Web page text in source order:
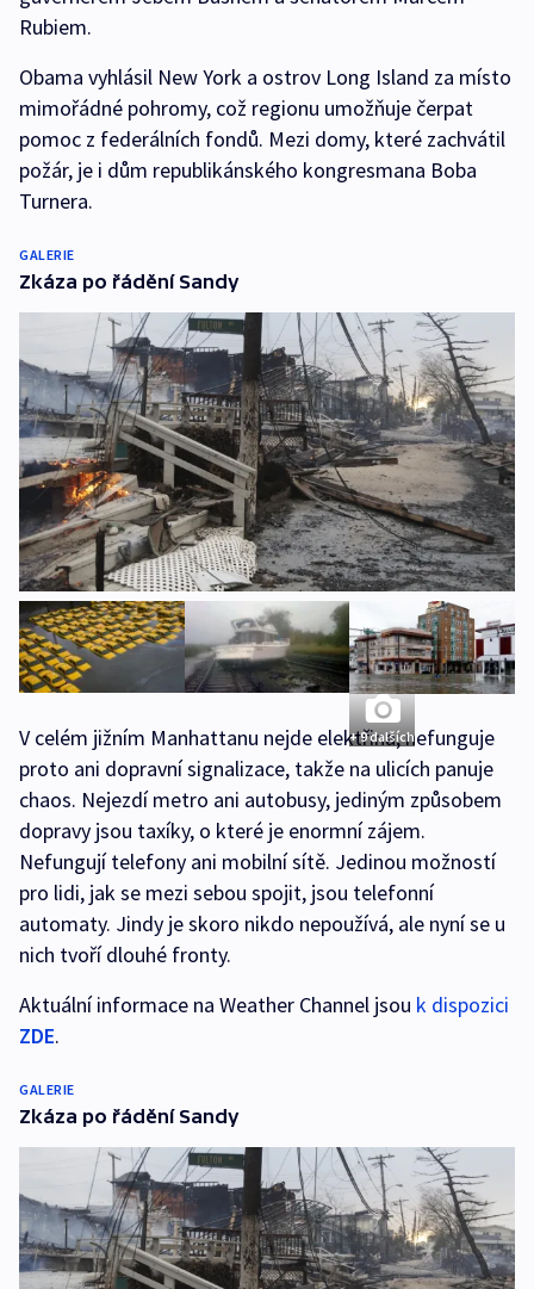
Rubiem.
Obama vyhlásil New York a ostrov Long Island za místo
mimořádné pohromy, což regionu umožňuje čerpat
pomoc z federálních fondů. Mezi domy, které zachvátil
požár, je i dům republikánského kongresmana Boba
Turnera.
GALERIE
Zkáza po řádění Sandy
+ 9 dalších
V celém jižním Manhattanu nejde elektřina; nefunguje
proto ani dopravní signalizace, takže na ulicích panuje
chaos. Nejezdí metro ani autobusy, jediným způsobem
dopravy jsou taxíky, o které je enormní zájem.
Nefungují telefony ani mobilní sítě. Jedinou možností
pro lidi, jak se mezi sebou spojit, jsou telefonní
automaty. Jindy je skoro nikdo nepoužívá, ale nyní se u
nich tvoří dlouhé fronty.
Aktuální informace na Weather Channel jsou k dispozici
ZDE.
GALERIE
Zkáza po řádění Sandy